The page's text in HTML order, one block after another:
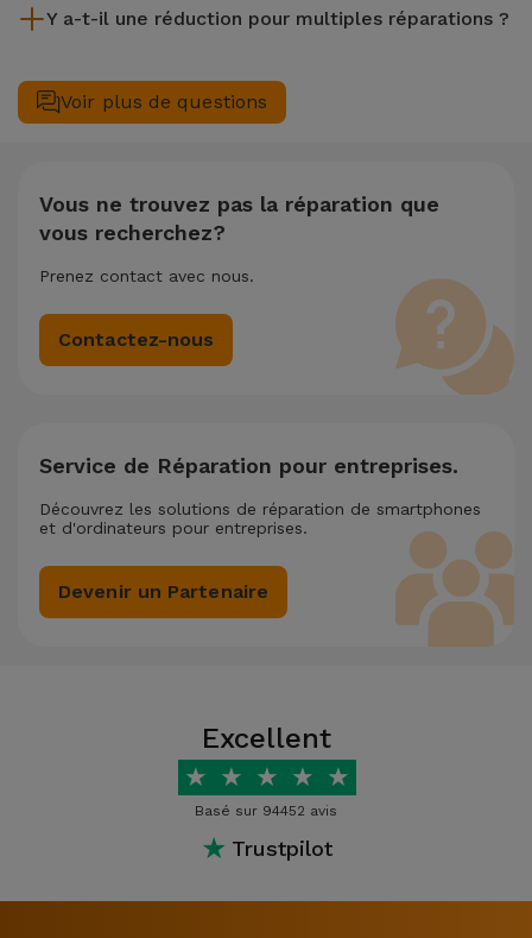
il est toujours recommandé de faire une sauvegarde. La page
des fichiers.
Y a-t-il une réduction pour multiples réparations ?
complète de votre équipement. Si votre Apple iPad iPad Air
9.7 (2014) nécessite deux ou plusieurs interventions
chère.
Voir plus de questions
Vous ne trouvez pas la réparation que
vous recherchez?
Prenez contact avec nous.
Contactez-nous
Service de Réparation pour entreprises.
Découvrez les solutions de réparation de smartphones
et d'ordinateurs pour entreprises.
Devenir un Partenaire
Excellent
★ ★ ★ ★ ★
Basé sur 94452 avis
★ Trustpilot